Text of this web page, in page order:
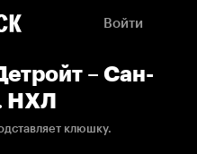
Войти
– Сан-
НХЛ
клюшку.